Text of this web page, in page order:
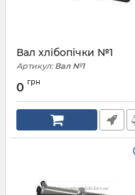
Вал хлібопічки №1
Артикул: Вал №1
0 грн